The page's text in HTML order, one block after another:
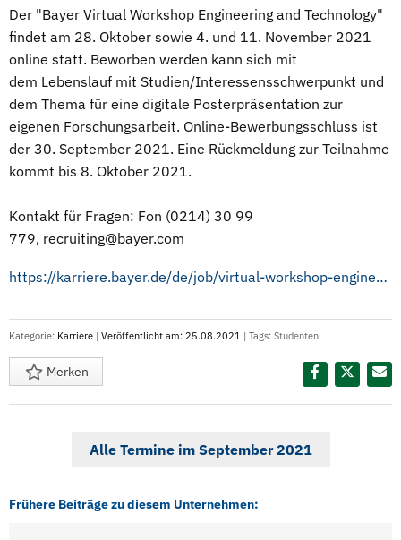
Der "Bayer Virtual Workshop Engineering and Technology"
findet am 28. Oktober sowie 4. und 11. November 2021
online statt. Beworben werden kann sich mit
dem Lebenslauf mit Studien/Interessensschwerpunkt und
dem Thema für eine digitale Posterpräsentation zur
eigenen Forschungsarbeit. Online-Bewerbungsschluss ist
der 30. September 2021. Eine Rückmeldung zur Teilnahme
kommt bis 8. Oktober 2021.
Kontakt für Fragen: Fon (0214) 30 99
779, recruiting@bayer.com
https://karriere.bayer.de/de/job/virtual-workshop-engineering-technology---bayer---SF448065_de_DE
Kategorie: Karriere | Veröffentlicht am: 25.08.2021 | Tags: Studenten
Merken
Alle Termine im September 2021
Frühere Beiträge zu diesem Unternehmen: